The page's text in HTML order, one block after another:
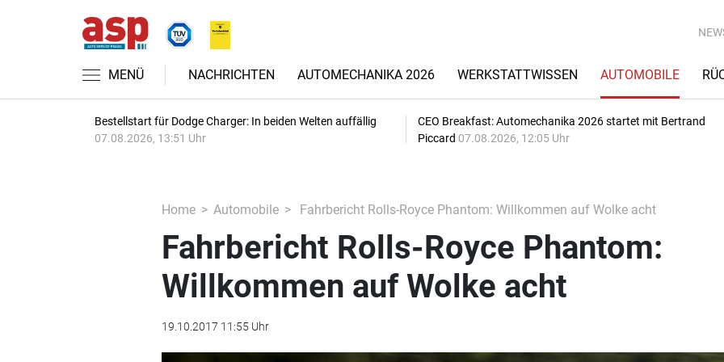
MENÜ NACHRICHTEN AUTOMECHANIKA 2026 WERKSTATTWISSEN AUTOMOBILE
Bestellstart für Dodge Charger: In beiden Welten auffällig
07.08.2026, 13:51 Uhr
CEO Breakfast: Automechanika 2026 startet mit Bertrand
Piccard 07.08.2026, 12:05 Uhr
Home Automobile Fahrbericht Rolls-Royce Phantom: Willkommen auf Wolke acht
Fahrbericht Rolls-Royce Phantom:
Willkommen auf Wolke acht
19.10.2017 11:55 Uhr